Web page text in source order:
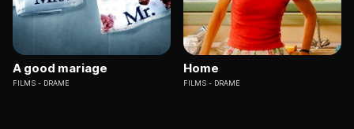
A good mariage
FILMS DRAME
Home
FILMS DRAME